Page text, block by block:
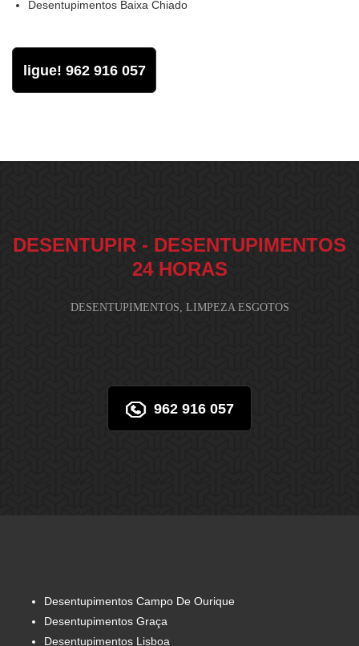
Desentupimentos Baixa Chiado
ligue! 962 916 057
DESENTUPIR - DESENTUPIMENTOS
24 HORAS
DESENTUPIMENTOS, LIMPEZA ESGOTOS
962 916 057
Desentupimentos Campo De Ourique
Desentupimentos Graça
Desentupimentos Lisboa